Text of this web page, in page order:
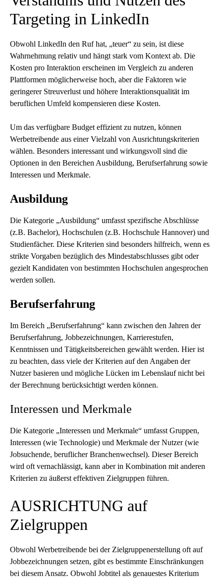
Targeting in LinkedIn
Obwohl LinkedIn den Ruf hat, „teuer“ zu sein, ist diese
Wahrnehmung relativ und hängt stark vom Kontext ab. Die
Kosten pro Interaktion erscheinen im Vergleich zu anderen
Plattformen möglicherweise hoch, aber die Faktoren wie
geringerer Streuverlust und höhere Interaktionsqualität im
beruflichen Umfeld kompensieren diese Kosten.
Um das verfügbare Budget effizient zu nutzen, können
Werbetreibende aus einer Vielzahl von Ausrichtungskriterien
wählen. Besonders interessant und wirkungsvoll sind die
Optionen in den Bereichen Ausbildung, Berufserfahrung sowie
Interessen und Merkmale.
Ausbildung
Die Kategorie „Ausbildung“ umfasst spezifische Abschlüsse
(z.B. Bachelor), Hochschulen (z.B. Hochschule Hannover) und
Studienfächer. Diese Kriterien sind besonders hilfreich, wenn es
strikte Vorgaben bezüglich des Mindestabschlusses gibt oder
gezielt Kandidaten von bestimmten Hochschulen angesprochen
werden sollen.
Berufserfahrung
Im Bereich „Berufserfahrung“ kann zwischen den Jahren der
Berufserfahrung, Jobbezeichnungen, Karrierestufen,
Kenntnissen und Tätigkeitsbereichen gewählt werden. Hier ist
zu beachten, dass viele der Kriterien auf den Angaben der
Nutzer basieren und mögliche Lücken im Lebenslauf nicht bei
der Berechnung berücksichtigt werden können.
Interessen und Merkmale
Die Kategorie „Interessen und Merkmale“ umfasst Gruppen,
Interessen (wie Technologie) und Merkmale der Nutzer (wie
Jobsuchende, beruflicher Branchenwechsel). Dieser Bereich
wird oft vernachlässigt, kann aber in Kombination mit anderen
Kriterien zu äußerst effektiven Zielgruppen führen.
AUSRICHTUNG auf
Zielgruppen
Obwohl Werbetreibende bei der Zielgruppenerstellung oft auf
Jobbezeichnungen setzen, gibt es bestimmte Einschränkungen
bei diesem Ansatz. Obwohl Jobtitel als genauestes Kriterium